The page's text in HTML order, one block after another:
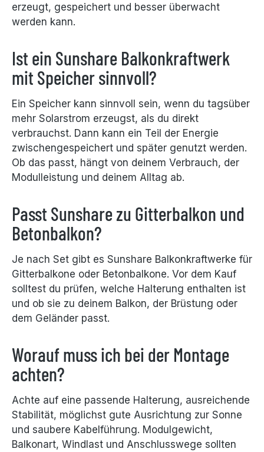
erzeugt, gespeichert und besser überwacht
werden kann.
Ist ein Sunshare Balkonkraftwerk
mit Speicher sinnvoll?
Ein Speicher kann sinnvoll sein, wenn du tagsüber
mehr Solarstrom erzeugst, als du direkt
verbrauchst. Dann kann ein Teil der Energie
zwischengespeichert und später genutzt werden.
Ob das passt, hängt von deinem Verbrauch, der
Modulleistung und deinem Alltag ab.
Passt Sunshare zu Gitterbalkon und
Betonbalkon?
Je nach Set gibt es Sunshare Balkonkraftwerke für
Gitterbalkone oder Betonbalkone. Vor dem Kauf
solltest du prüfen, welche Halterung enthalten ist
und ob sie zu deinem Balkon, der Brüstung oder
dem Geländer passt.
Worauf muss ich bei der Montage
achten?
Achte auf eine passende Halterung, ausreichende
Stabilität, möglichst gute Ausrichtung zur Sonne
und saubere Kabelführung. Modulgewicht,
Balkonart, Windlast und Anschlusswege sollten